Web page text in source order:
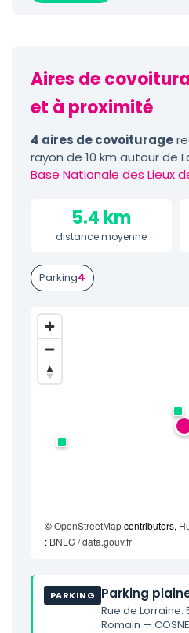
Aires de
et à proximité
4 aires de covoiturage
rayon de 10 km autour de
Base Nationale des Lieux
5.4 km
distance moyenne
Parking4
©OpenStreetMapcontributors,
: BNLC / data.gouv.fr
PARKING Parking
Rue de
Romain —